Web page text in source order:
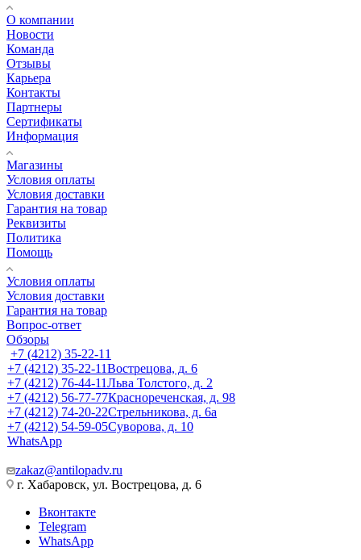
О компании
Новости
Команда
Отзывы
Карьера
Контакты
Партнеры
Сертификаты
Информация
Магазины
Условия оплаты
Условия доставки
Гарантия на товар
Реквизиты
Политика
Помощь
Условия оплаты
Условия доставки
Гарантия на товар
Вопрос-ответ
Обзоры
+7 (4212) 35-22-11
+7 (4212) 35-22-11Вострецова, д. 6
+7 (4212) 76-44-11Льва Толстого, д. 2
+7 (4212) 56-77-77Краснореченская, д. 98
+7 (4212) 74-20-22Стрельникова, д. 6а
+7 (4212) 54-59-05Суворова, д. 10
WhatsApp
zakaz@antilopadv.ru
г. Хабаровск, ул. Вострецова, д. 6
Вконтакте
Telegram
WhatsApp